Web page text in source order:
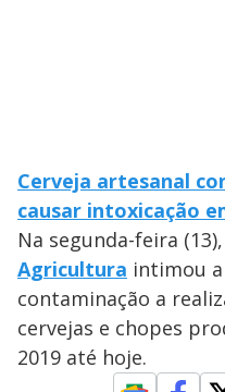
Cerveja artesanal
causar intoxicação
Na segunda-feira
Agricultura intimou
contaminação a
cervejas e chopes
2019 até hoje.